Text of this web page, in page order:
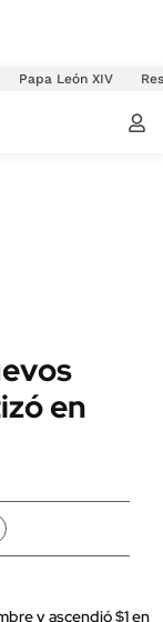
Papa León XIV
en
y ascendió $1 en